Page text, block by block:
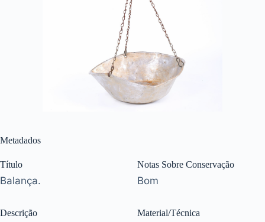
Metadados
Título
Balança.
Descrição
Notas Sobre Conservação
Bom
Material/Técnica